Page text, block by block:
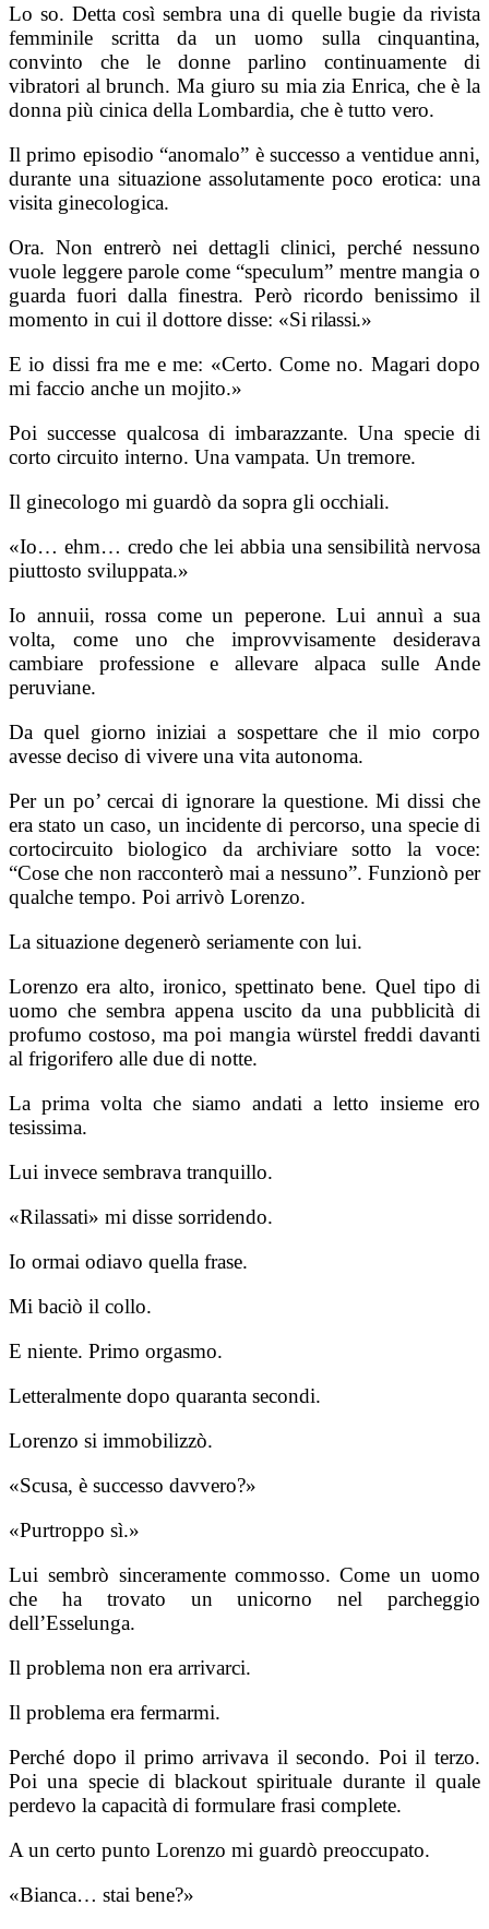
Lo so. Detta così sembra una di quelle bugie da rivista
femminile scritta da un uomo sulla cinquantina,
convinto che le donne parlino continuamente di
vibratori al brunch. Ma giuro su mia zia Enrica, che è la
donna più cinica della Lombardia, che è tutto vero.
Il primo episodio “anomalo” è successo a ventidue anni,
durante una situazione assolutamente poco erotica: una
visita ginecologica.
Ora. Non entrerò nei dettagli clinici, perché nessuno
vuole leggere parole come “speculum” mentre mangia o
guarda fuori dalla finestra. Però ricordo benissimo il
momento in cui il dottore disse: «Si rilassi.»
E io dissi fra me e me: «Certo. Come no. Magari dopo
mi faccio anche un mojito.»
Poi successe qualcosa di imbarazzante. Una specie di
corto circuito interno. Una vampata. Un tremore.
Il ginecologo mi guardò da sopra gli occhiali.
«Io… ehm… credo che lei abbia una sensibilità nervosa
piuttosto sviluppata.»
Io annuii, rossa come un peperone. Lui annuì a sua
volta, come uno che improvvisamente desiderava
cambiare professione e allevare alpaca sulle Ande
peruviane.
Da quel giorno iniziai a sospettare che il mio corpo
avesse deciso di vivere una vita autonoma.
Per un po’ cercai di ignorare la questione. Mi dissi che
era stato un caso, un incidente di percorso, una specie di
cortocircuito biologico da archiviare sotto la voce:
“Cose che non racconterò mai a nessuno”. Funzionò per
qualche tempo. Poi arrivò Lorenzo.
La situazione degenerò seriamente con lui.
Lorenzo era alto, ironico, spettinato bene. Quel tipo di
uomo che sembra appena uscito da una pubblicità di
profumo costoso, ma poi mangia würstel freddi davanti
al frigorifero alle due di notte.
La prima volta che siamo andati a letto insieme ero
tesissima.
Lui invece sembrava tranquillo.
«Rilassati» mi disse sorridendo.
Io ormai odiavo quella frase.
Mi baciò il collo.
E niente. Primo orgasmo.
Letteralmente dopo quaranta secondi.
Lorenzo si immobilizzò.
«Scusa, è successo davvero?»
«Purtroppo sì.»
Lui sembrò sinceramente commosso. Come un uomo
che ha trovato un unicorno nel parcheggio
dell’Esselunga.
Il problema non era arrivarci.
Il problema era fermarmi.
Perché dopo il primo arrivava il secondo. Poi il terzo.
Poi una specie di blackout spirituale durante il quale
perdevo la capacità di formulare frasi complete.
A un certo punto Lorenzo mi guardò preoccupato.
«Bianca… stai bene?»